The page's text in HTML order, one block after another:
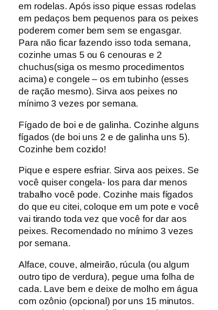
em rodelas. Após isso pique essas rodelas
em pedaços bem pequenos para os peixes
poderem comer bem sem se engasgar.
Para não ficar fazendo isso toda semana,
cozinhe umas 5 ou 6 cenouras e 2
chuchus(siga os mesmo procedimentos
acima) e congele – os em tubinho (esses
de ração mesmo). Sirva aos peixes no
mínimo 3 vezes por semana.
Fígado de boi e de galinha. Cozinhe alguns
fígados (de boi uns 2 e de galinha uns 5).
Cozinhe bem cozido!
Pique e espere esfriar. Sirva aos peixes. Se
você quiser congela- los para dar menos
trabalho você pode. Cozinhe mais fígados
do que eu citei, coloque em um pote e você
vai tirando toda vez que você for dar aos
peixes. Recomendado no mínimo 3 vezes
por semana.
Alface, couve, almeirão, rúcula (ou algum
outro tipo de verdura), pegue uma folha de
cada. Lave bem e deixe de molho em água
com ozônio (opcional) por uns 15 minutos.